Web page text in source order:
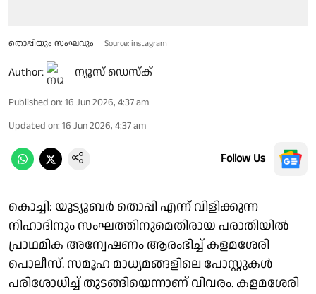
തൊപ്പിയും സംഘവും Source: instagram
Author: ന്യൂസ് ഡെസ്ക്
Published on: 16 Jun 2026, 4:37 am
Updated on: 16 Jun 2026, 4:37 am
Follow Us
കൊച്ചി: യൂട്യൂബർ തൊപ്പി എന്ന് വിളിക്കുന്ന
നിഹാദിനും സംഘത്തിനുമെതിരായ പരാതിയിൽ
പ്രാഥമിക അന്വേഷണം ആരംഭിച്ച് കളമശേരി
പൊലീസ്. സമൂഹ മാധ്യമങ്ങളിലെ പോസ്റ്റുകൾ
പരിശോധിച്ച് തുടങ്ങിയെന്നാണ് വിവരം. കളമശേരി